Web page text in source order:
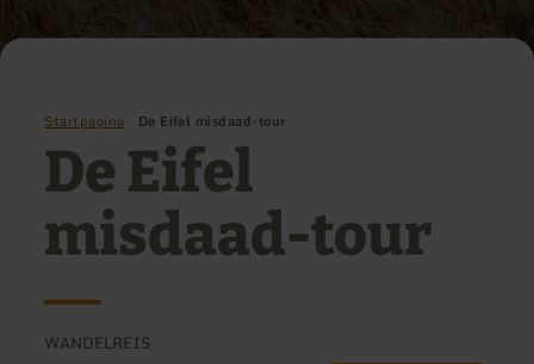
Startpagina De Eifel misdaad-tour
De Eifel
misdaad-tour
WANDELREIS